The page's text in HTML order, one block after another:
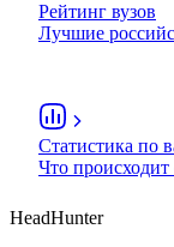
Рейтинг вузов
Лучшие
Статистика по
Что
HeadHunter